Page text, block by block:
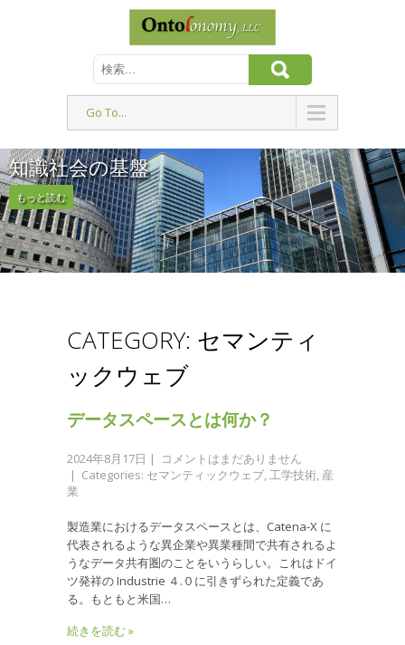
Go To...
知識社会の基盤
もっと読む
CATEGORY: セマンティ
ックウェブ
データスペースとは何か？
2024年8月17日 |
コメントはまだありません
| Categories: セマンティックウェブ 工学技術 産
業
製造業におけるデータスペースとは、Catena-X に
代表されるような異企業や異業種間で共有されるよ
うなデータ共有圏のことをいうらしい。これはドイ
ツ発祥の Industrie ４.０に引きずられた定義であ
る。もともと米国…
続きを読む »